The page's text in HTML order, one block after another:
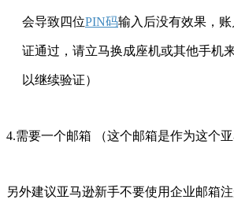
会导致四位PIN码输入后没有效果，
证通过，请立马换成座机或其他手机
以继续验证）
4.需要一个邮箱 （这个邮箱是作为这个
另外建议亚马逊新手不要使用企业邮箱